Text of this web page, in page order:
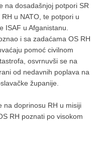
na dosadašnjoj potpori SR
u NATO, te potpori u
ISAF u Afganistanu.
i sa zadaćama OS RH
pomoć civilnom
osvrnuvši se na
od nedavnih poplava na
županije.
na doprinosu RH u misiji
RH poznati po visokom